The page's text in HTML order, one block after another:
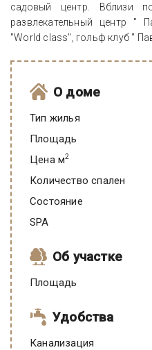
садовый центр. Вблизи
развлекательный центр "
"World class", гольф клуб "
О доме
Тип жилья
Площадь
Цена м2
Количество спален
Состояние
SPA
Об участке
Площадь
Удобства
Канализация